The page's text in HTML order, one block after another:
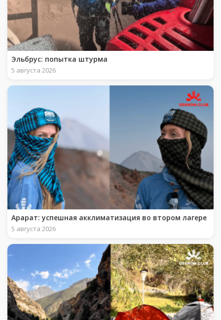
Эльбрус: попытка штурма
5 августа 2026
Арарат: успешная акклиматизация во втором лагере
5 августа 2026